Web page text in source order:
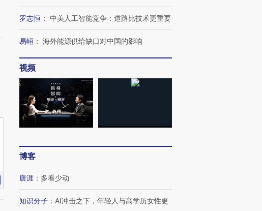
罗志恒 ： 中美人工智能竞争：道路比技术更重要
易峘 ： 海外能源供给缺口对中国的影响
视频
博客
唐涯 ： 多看少动
知识分子 ： AI冲击之下，年轻人与高学历女性更